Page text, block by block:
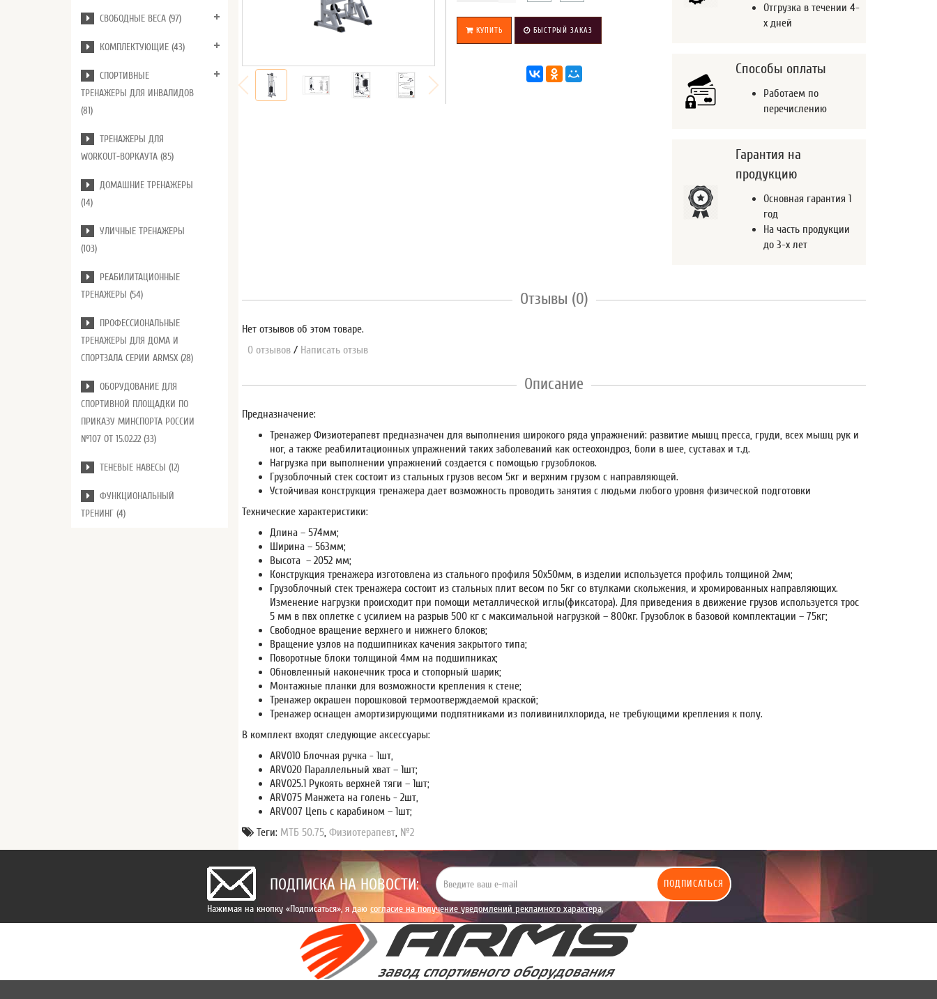
СВОБОДНЫЕ ВЕСА (97)
КОМПЛЕКТУЮЩИЕ (43)
СПОРТИВНЫЕ
ТРЕНАЖЕРЫ ДЛЯ ИНВАЛИДОВ
(81)
ТРЕНАЖЕРЫ ДЛЯ
WORKOUT-ВОРКАУТА (85)
ДОМАШНИЕ ТРЕНАЖЕРЫ
(14)
УЛИЧНЫЕ ТРЕНАЖЕРЫ
(103)
РЕАБИЛИТАЦИОННЫЕ
ТРЕНАЖЕРЫ (54)
ПРОФЕССИОНАЛЬНЫЕ
ТРЕНАЖЕРЫ ДЛЯ ДОМА И
СПОРТЗАЛА СЕРИИ ARMSX (28)
ОБОРУДОВАНИЕ ДЛЯ
СПОРТИВНОЙ ПЛОЩАДКИ ПО
ПРИКАЗУ МИНСПОРТА РОССИИ
№107 ОТ 15.02.22 (33)
ТЕНЕВЫЕ НАВЕСЫ (12)
ФУНКЦИОНАЛЬНЫЙ
ТРЕНИНГ (4)
КУПИТЬ БЫСТРЫЙ ЗАКАЗ
Отгрузка в течении 4-
х дней
Способы оплаты
Работаем по
перечислению
Гарантия на
продукцию
Основная гарантия 1
год
На часть продукции
до 3-х лет
Отзывы (0)
Нет отзывов об этом товаре.
0 отзывов / Написать отзыв
Описание
Предназначение:
Тренажер Физиотерапевт предназначен для выполнения широкого ряда упражнений: развитие мышц пресса, груди, всех мышц рук и
ног, а также реабилитационных упражнений таких заболеваний как остеохондроз, боли в шее, суставах и т.д.
Нагрузка при выполнении упражнений создается с помощью грузоблоков.
Грузоблочный стек состоит из стальных грузов весом 5кг и верхним грузом с направляющей.
Устойчивая конструкция тренажера дает возможность проводить занятия с людьми любого уровня физической подготовки
Технические характеристики:
Длина – 574мм;
Ширина – 563мм;
Высота – 2052 мм;
Конструкция тренажера изготовлена из стального профиля 50х50мм, в изделии используется профиль толщиной 2мм;
Грузоблочный стек тренажера состоит из стальных плит весом по 5кг со втулками скольжения, и хромированных направляющих.
Изменение нагрузки происходит при помощи металлической иглы(фиксатора). Для приведения в движение грузов используется трос
5 мм в пвх оплетке с усилием на разрыв 500 кг с максимальной нагрузкой – 800кг. Грузоблок в базовой комплектации – 75кг;
Свободное вращение верхнего и нижнего блоков;
Вращение узлов на подшипниках качения закрытого типа;
Поворотные блоки толщиной 4мм на подшипниках;
Обновленный наконечник троса и стопорный шарик;
Монтажные планки для возможности крепления к стене;
Тренажер окрашен порошковой термоотверждаемой краской;
Тренажер оснащен амортизирующими подпятниками из поливинилхлорида, не требующими крепления к полу.
В комплект входят следующие аксессуары:
ARV010 Блочная ручка - 1шт,
ARV020 Параллельный хват – 1шт;
ARV025.1 Рукоять верхней тяги – 1шт;
ARV075 Манжета на голень - 2шт,
ARV007 Цепь с карабином – 1шт;
Теги: МТБ 50.75,Физиотерапевт, №2
ПОДПИСКА НА НОВОСТИ: ПОДПИСАТЬСЯ
Нажимая на кнопку «Подписаться», я даю согласие на получение уведомлений рекламного характера.